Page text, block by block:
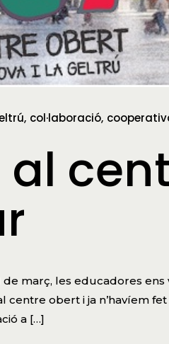
col·laboració
de març, les educadores
obert i ja n’havíem
a […]